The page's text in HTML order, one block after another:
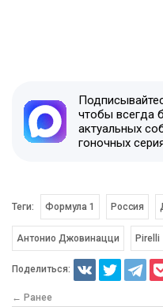
чтобы всегда
актуальных
гоночных
Теги: Формула 1 Россия
Антонио Джовинацци Pirelli
Поделиться:
← Ранее